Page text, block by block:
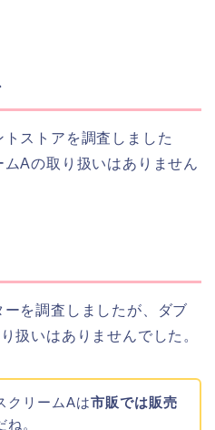
ストアを調査しました
Aの取り扱いはありません
を調査しましたが、ダブ
扱いはありませんでした。
クリームAは市販では販売
ね。